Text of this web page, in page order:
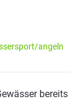
angeln
bereits